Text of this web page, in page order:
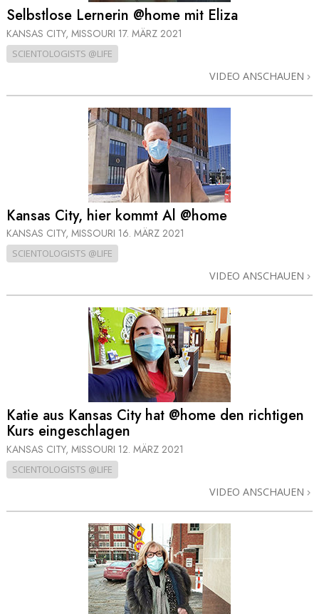
Selbstlose Lernerin @home mit Eliza
KANSAS CITY, MISSOURI 17. MÄRZ 2021
SCIENTOLOGISTS @LIFE
VIDEO ANSCHAUEN
Kansas City, hier kommt Al @home
KANSAS CITY, MISSOURI 16. MÄRZ 2021
SCIENTOLOGISTS @LIFE
VIDEO ANSCHAUEN
Katie aus Kansas City hat @home den richtigen
Kurs eingeschlagen
KANSAS CITY, MISSOURI 12. MÄRZ 2021
SCIENTOLOGISTS @LIFE
VIDEO ANSCHAUEN